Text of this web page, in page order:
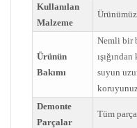
Kullanılan
Malzeme
Ürünün
Bakımı
Nemli bir
suyun
Demonte
Parçalar
Tüm